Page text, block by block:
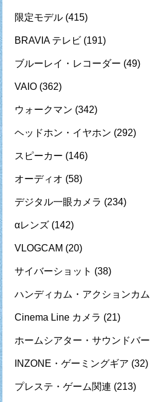
限定モデル (415)
BRAVIA テレビ (191)
ブルーレイ・レコーダー (49)
VAIO (362)
ウォークマン (342)
ヘッドホン・イヤホン (292)
スピーカー (146)
オーディオ (58)
デジタル一眼カメラ (234)
αレンズ (142)
VLOGCAM (20)
サイバーショット (38)
ハンディカム・アクションカム
Cinema Line カメラ (21)
ホームシアター・サウンドバー
INZONE・ゲーミングギア (32)
プレステ・ゲーム関連 (213)